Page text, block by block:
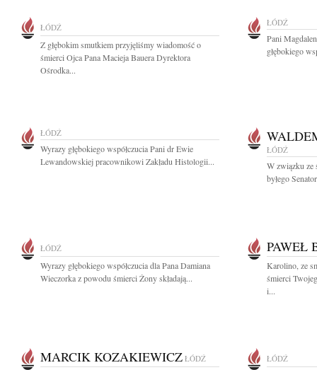
ŁÓDŹ
Z głębokim smutkiem przyjęliśmy wiadomość o
śmierci Ojca Pana Macieja Bauera Dyrektora
Ośrodka...
ŁÓDŹ
Pani
głębokiego
ŁÓDŹ
Wyrazy głębokiego współczucia Pani dr Ewie
Lewandowskiej pracownikowi Zakładu Histologii...
ŁÓDŹ
W związku ze
byłego
ŁÓDŹ
Wyrazy głębokiego współczucia dla Pana Damiana
Wieczorka z powodu śmierci Żony składają...
PAWEŁ
Karolino, ze
śmierci
i...
MARCIK KOZAKIEWICZ ŁÓDŹ ŁÓDŹ